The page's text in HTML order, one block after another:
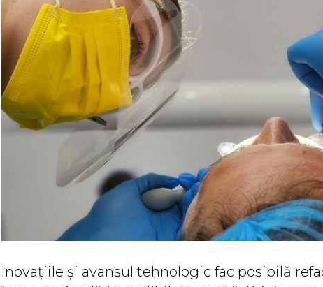
Inovațiile și avansul tehnologic fac posibilă